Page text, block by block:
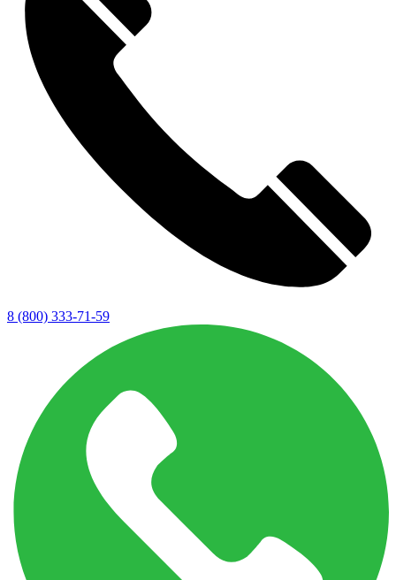
8 (800) 333-71-59